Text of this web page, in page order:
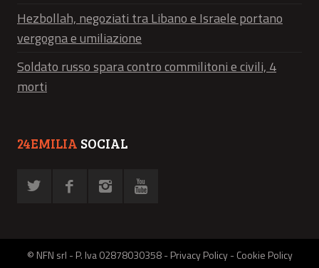
Hezbollah, negoziati tra Libano e Israele portano
vergogna e umiliazione
Soldato russo spara contro commilitoni e civili, 4
morti
24EMILIA SOCIAL
© NFN srl - P. Iva 02878030358 -Privacy Policy-Cookie Policy